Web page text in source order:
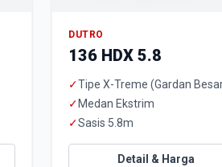
DUTRO
136 HDX 5.8
✓Tipe X-Treme (Gardan
✓ Medan Ekstrim
✓Sasis 5.8m
Detail & Harga